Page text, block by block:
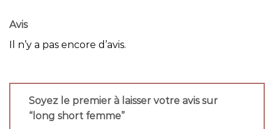
Avis
Il n’y a pas encore d’avis.
Soyez le premier à laisser votre avis sur
“long short femme”